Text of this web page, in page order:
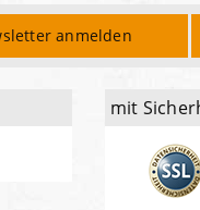
anmelden
mit